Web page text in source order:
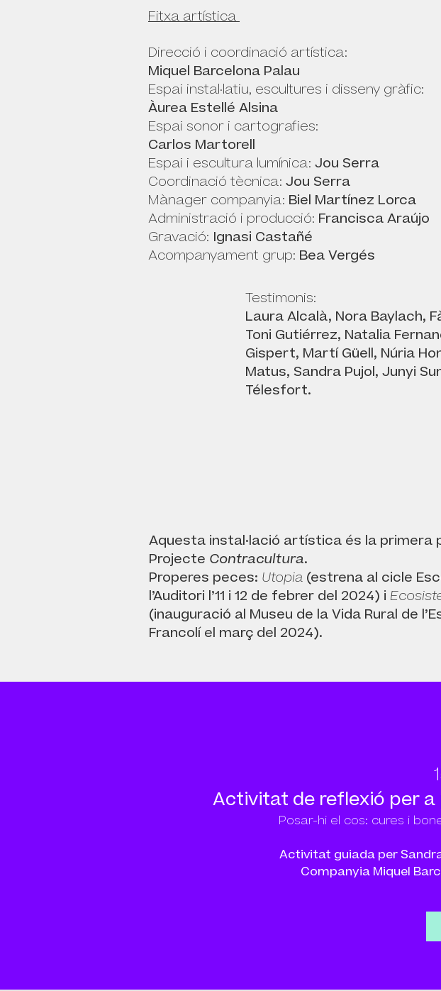
Fitxa artística
Direcció i coordinació artística:
Miquel Barcelona Palau
Espai instal·latiu, escultures i disseny gràfic:
Àurea Estellé Alsina
Espai sonor i cartografies:
Carlos Martorell
Espai i escultura lumínica: Jou Serra
Coordinació tècnica: Jou Serra
Mànager companyia: Biel Martínez Lorca
Administració i producció: Francisca Araújo
Gravació: Ignasi Castañé
Acompanyament grup: Bea Vergés
Testimonis:
Laura Alcalà, Nora Baylach,
Toni Gutiérrez, Natalia
Gispert, Martí Güell, Núria
Matus, Sandra Pujol, Junyi
Télesfort.
Aquesta instal·lació artística és la primera
Projecte Contracultura.
Properes peces: Utopia (estrena al cicle
l’Auditori l’11 i 12 de febrer del 2024) i
(inauguració al Museu de la Vida Rural de
Francolí el març del 2024).
Activitat de reflexió per a
Posar-hi el cos: cures i
Activitat guiada per
Companyia Miquel